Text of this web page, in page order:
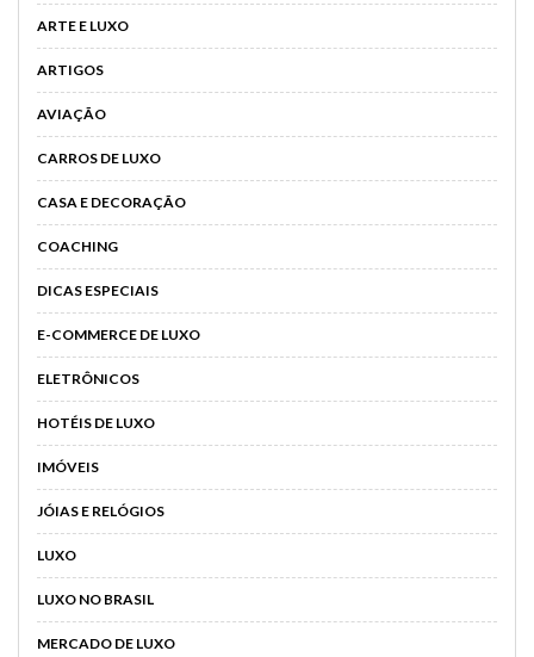
ARTE E LUXO
ARTIGOS
AVIAÇÃO
CARROS DE LUXO
CASA E DECORAÇÃO
COACHING
DICAS ESPECIAIS
E-COMMERCE DE LUXO
ELETRÔNICOS
HOTÉIS DE LUXO
IMÓVEIS
JÓIAS E RELÓGIOS
LUXO
LUXO NO BRASIL
MERCADO DE LUXO